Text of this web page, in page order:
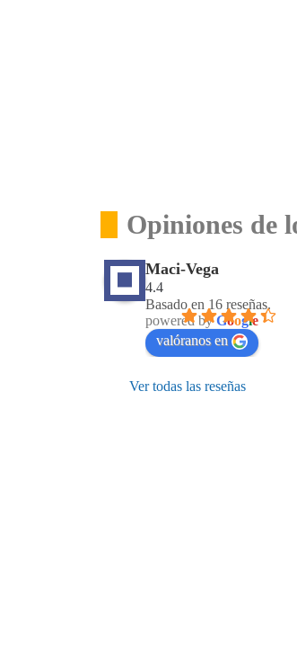
Opiniones de
Maci-Vega
4.4
Basado en 16 reseñas.
powered byGoogle
valóranos en
Ver todas las reseñas